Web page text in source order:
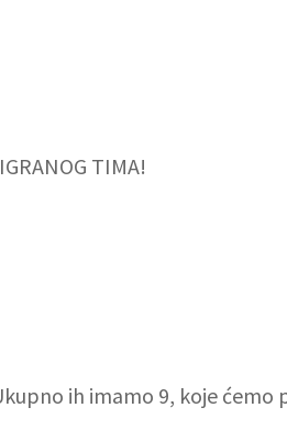
TIMA!
ih imamo 9, koje